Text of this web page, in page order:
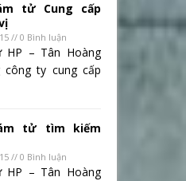
tử Cung cấp
// 0 Bình luận
– Tân Hoàng
ty cung cấp
tử tìm kiếm
// 0 Bình luận
– Tân Hoàng